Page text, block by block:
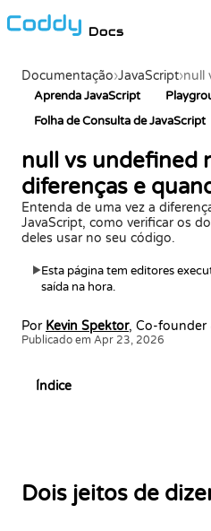
Docs
Documentação›JavaScript›null
Aprenda JavaScript
Folha de Consulta de JavaScript
null vs undefined
diferenças e
Entenda de uma vez a
JavaScript, como verificar os
deles usar no seu código.
▶Esta página tem editores
saída na hora.
Por Kevin Spektor, Co-founder
Publicado em Apr 23, 2026
Dois jeitos de
Índice